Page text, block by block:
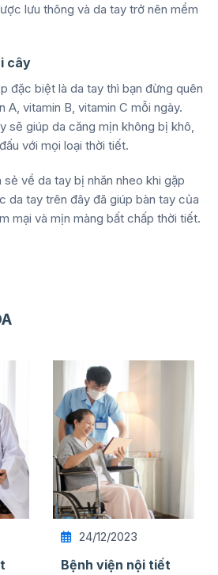
lưu thông và da tay trở nên mềm
cây
đặc biệt là da tay thì bạn đừng quên
A, vitamin B, vitamin C mỗi ngày.
sẽ giúp da căng mịn không bị khô,
với mọi loại thời tiết.
về da tay bị nhăn nheo khi gặp
da tay trên đây đã giúp bàn tay của
mại và mịn màng bất chấp thời tiết.
24/12/2023
Bệnh viện nội tiết